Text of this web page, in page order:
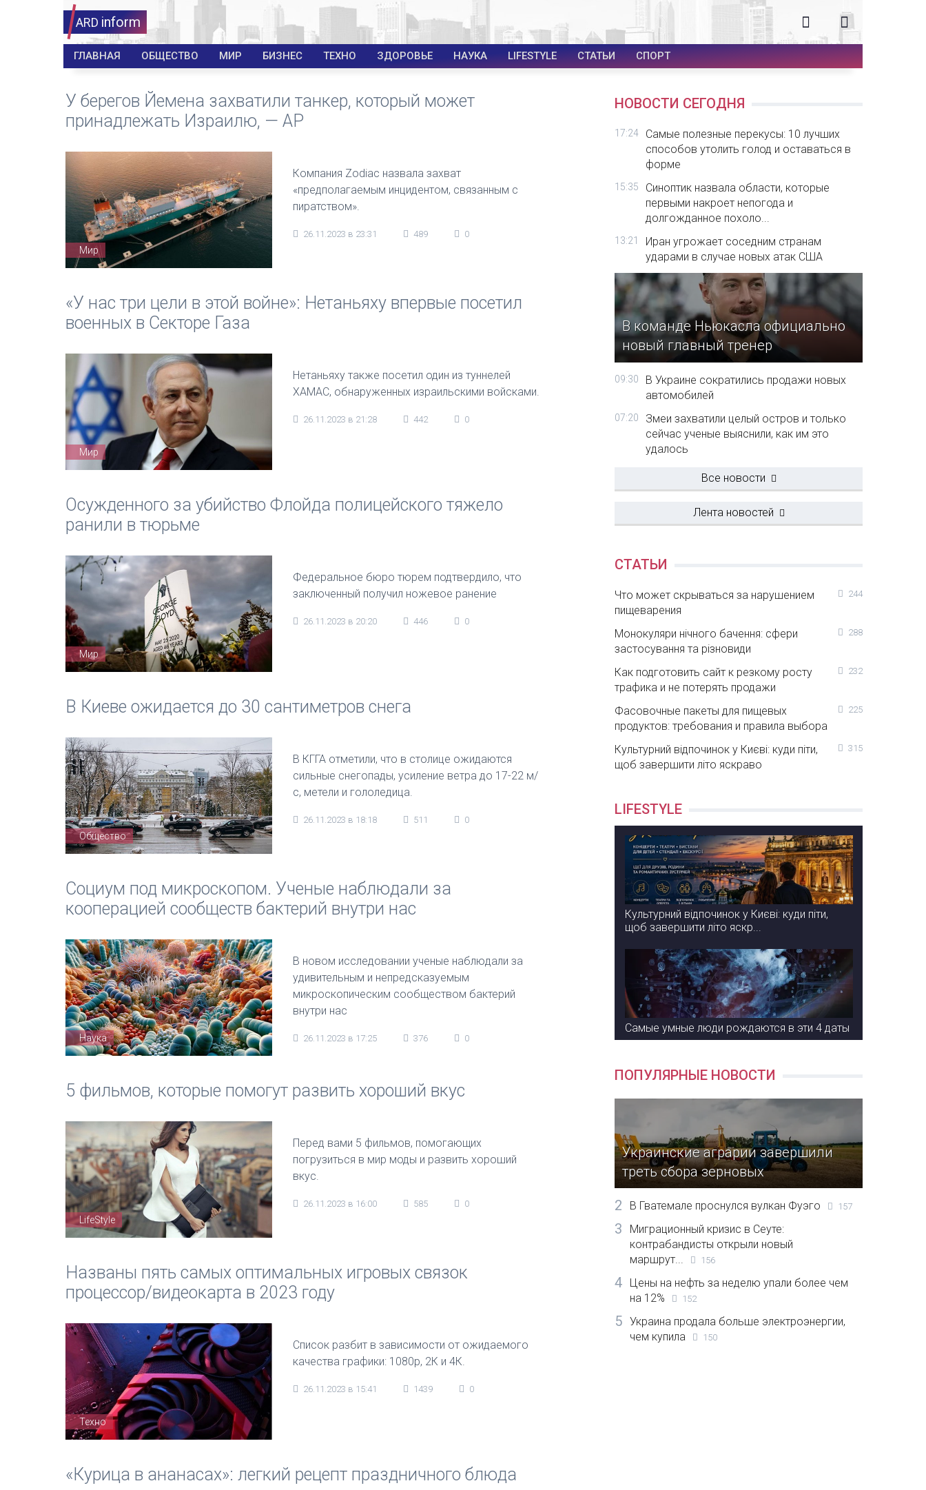
ARD inform
ГЛАВНАЯ ОБЩЕСТВО МИР БИЗНЕС ТЕХНО ЗДОРОВЬЕ НАУКА LIFESTYLE СТАТЬИ СПОРТ
У берегов Йемена захватили танкер, который может
принадлежать Израилю, — AP
Мир
Компания Zodiac назвала захват
«предполагаемым инцидентом, связанным с
пиратством».
26.11.2023 в 23:31 489 0
«У нас три цели в этой войне»: Нетаньяху впервые посетил
военных в Секторе Газа
Мир
Нетаньяху также посетил один из туннелей
ХАМАС, обнаруженных израильскими войсками.
26.11.2023 в 21:28 442 0
Осужденного за убийство Флойда полицейского тяжело
ранили в тюрьме
Мир
Федеральное бюро тюрем подтвердило, что
заключенный получил ножевое ранение
26.11.2023 в 20:20 446 0
В Киеве ожидается до 30 сантиметров снега
Общество
В КГГА отметили, что в столице ожидаются
сильные снегопады, усиление ветра до 17-22 м/
с, метели и гололедица.
26.11.2023 в 18:18 511 0
Социум под микроскопом. Ученые наблюдали за
кооперацией сообществ бактерий внутри нас
Наука
В новом исследовании ученые наблюдали за
удивительным и непредсказуемым
микроскопическим сообществом бактерий
внутри нас
26.11.2023 в 17:25 376 0
5 фильмов, которые помогут развить хороший вкус
LifeStyle
Перед вами 5 фильмов, помогающих
погрузиться в мир моды и развить хороший
вкус.
26.11.2023 в 16:00 585 0
Названы пять самых оптимальных игровых связок
процессор/видеокарта в 2023 году
Техно
Список разбит в зависимости от ожидаемого
качества графики: 1080р, 2К и 4К.
26.11.2023 в 15:41 1439 0
«Курица в ананасах»: легкий рецепт праздничного блюда
НОВОСТИ СЕГОДНЯ
17:24
Самые полезные перекусы: 10 лучших
способов утолить голод и оставаться в
форме
15:35
Синоптик назвала области, которые
первыми накроет непогода и
долгожданное похоло...
13:21
Иран угрожает соседним странам
ударами в случае новых атак США
В команде Ньюкасла официально
новый главный тренер
09:30
В Украине сократились продажи новых
автомобилей
07:20
Змеи захватили целый остров и только
сейчас ученые выяснили, как им это
удалось
Все новости
Лента новостей
СТАТЬИ
Что может скрываться за нарушением
пищеварения
244
Монокуляри нічного бачення: сфери
застосування та різновиди
288
Как подготовить сайт к резкому росту
трафика и не потерять продажи
232
Фасовочные пакеты для пищевых
продуктов: требования и правила выбора
225
Культурний відпочинок у Києві: куди піти,
щоб завершити літо яскраво
315
LIFESTYLE
Культурний відпочинок у Києві: куди піти,
щоб завершити літо яскр...
Самые умные люди рождаются в эти 4 даты
ПОПУЛЯРНЫЕ НОВОСТИ
Украинские аграрии завершили
треть сбора зерновых
2 В Гватемале проснулся вулкан Фуэго 157
3
Миграционный кризис в Сеуте:
контрабандисты открыли новый
маршрут...
156
4
Цены на нефть за неделю упали более чем
на 12%
152
5
Украина продала больше электроэнергии,
чем купила
150